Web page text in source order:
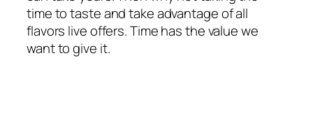
time to taste and take advantage of all
flavors live offers. Time has the value we
want to give it.